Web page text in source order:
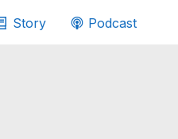
Story Podcast